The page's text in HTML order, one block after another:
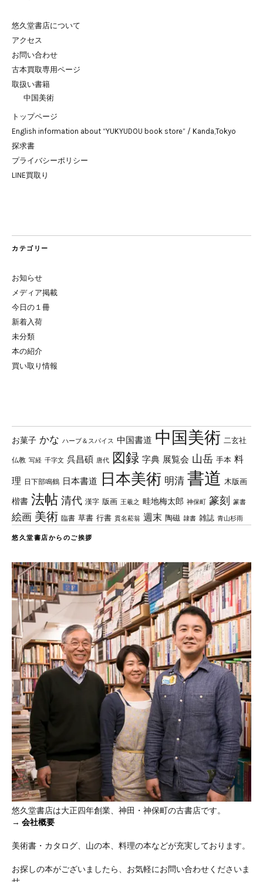
悠久堂書店について
アクセス
お問い合わせ
古本買取専用ページ
取扱い書籍
中国美術
トップページ
English information about “YUKYUDOU book store” / Kanda,Tokyo
探求書
プライバシーポリシー
LINE買取り
カテゴリー
お知らせ
メディア掲載
今日の１冊
新着入荷
未分類
本の紹介
買い取り情報
お菓子 かな ハーブ＆スパイス 中国書道 中国美術 二玄社
仏教 写経 千字文 呉昌碩 唐代 図録 字典 展覧会 山岳 手本 料
理 日下部鳴鶴 日本書道 日本美術 明清 書道 木版画
楷書 法帖 清代 漢字 版画 王羲之 畦地梅太郎 神保町 篆刻 篆書
絵画 美術 臨書 草書 行書 貫名菘翁 週末 陶磁 隷書 雑誌 青山杉雨
悠久堂書店からのご挨拶
悠久堂書店は大正四年創業、神田・神保町の古書店です。
→ 会社概要
美術書・カタログ、山の本、料理の本などが充実しております。
お探しの本がございましたら、お気軽にお問い合わせくださいま